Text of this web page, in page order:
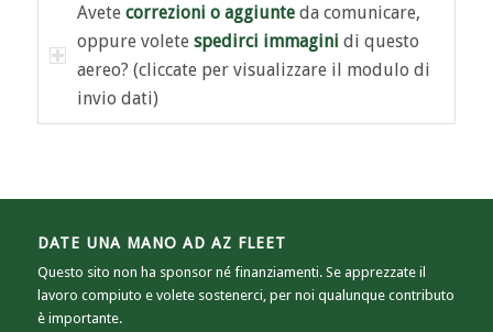
Avete correzioni o aggiunteda comunicare,
oppure volete spedirci immagini di questo
aereo? (cliccate per visualizzare il modulo di
invio dati)
DATE UNA MANO AD AZ FLEET
Questo sito non ha sponsor né finanziamenti. Se apprezzate il
lavoro compiuto e volete sostenerci, per noi qualunque contributo
è importante.